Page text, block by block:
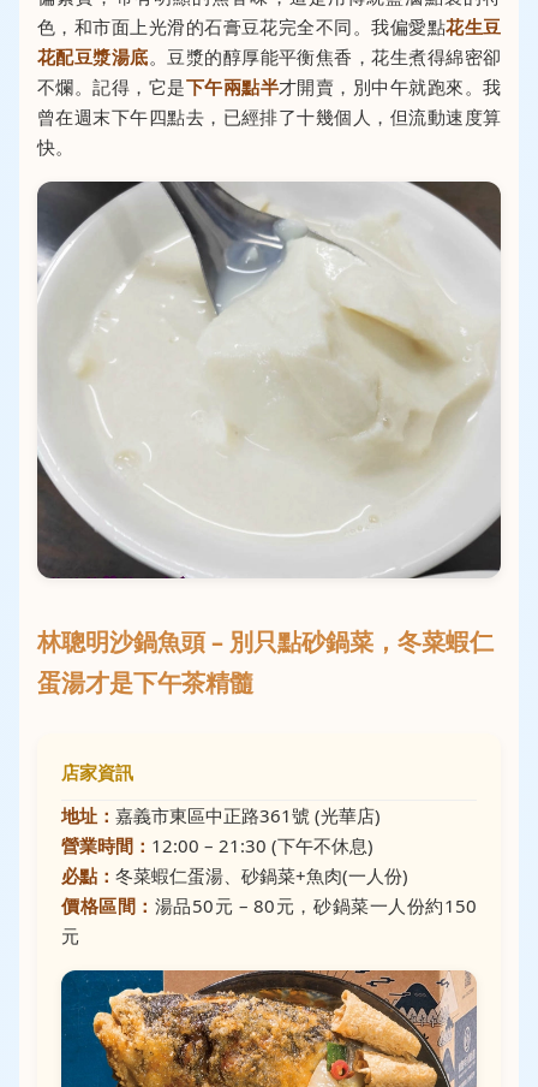
色，和市面上光滑的石膏豆花完全不同。我偏愛點花生豆
花配豆漿湯底。豆漿的醇厚能平衡焦香，花生煮得綿密卻
不爛。記得，它是下午兩點半才開賣，別中午就跑來。我
曾在週末下午四點去，已經排了十幾個人，但流動速度算
快。
林聰明沙鍋魚頭 – 別只點砂鍋菜，冬菜蝦仁
蛋湯才是下午茶精髓
店家資訊
地址： 嘉義市東區中正路361號 (光華店)
營業時間： 12:00 – 21:30 (下午不休息)
必點： 冬菜蝦仁蛋湯、砂鍋菜+魚肉(一人份)
價格區間： 湯品50元 – 80元，砂鍋菜一人份約150
元